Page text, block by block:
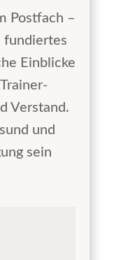
Postfach –
fundiertes
Einblicke
Verstand.
und
sein